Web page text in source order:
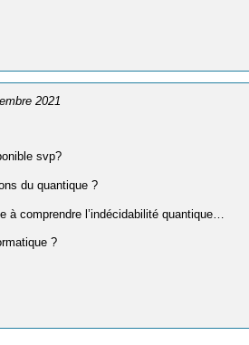
2021
svp?
du quantique ?
à comprendre l’indécidabilité quantique…
?